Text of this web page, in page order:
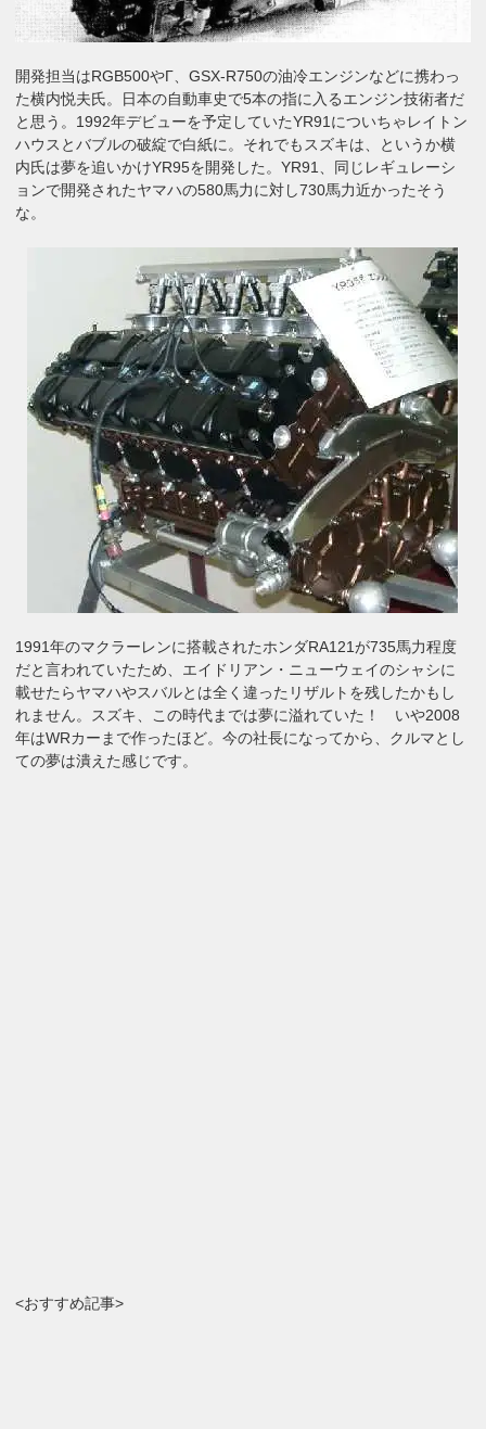
開発担当はRGB500やΓ、GSX-R750の油冷エンジンなどに携わっ
た横内悦夫氏。日本の自動車史で5本の指に入るエンジン技術者だ
と思う。1992年デビューを予定していたYR91についちゃレイトン
ハウスとバブルの破綻で白紙に。それでもスズキは、というか横
内氏は夢を追いかけYR95を開発した。YR91、同じレギュレーシ
ョンで開発されたヤマハの580馬力に対し730馬力近かったそう
な。
1991年のマクラーレンに搭載されたホンダRA121が735馬力程度
だと言われていたため、エイドリアン・ニューウェイのシャシに
載せたらヤマハやスバルとは全く違ったリザルトを残したかもし
れません。スズキ、この時代までは夢に溢れていた！ いや2008
年はWRカーまで作ったほど。今の社長になってから、クルマとし
ての夢は潰えた感じです。
<おすすめ記事>